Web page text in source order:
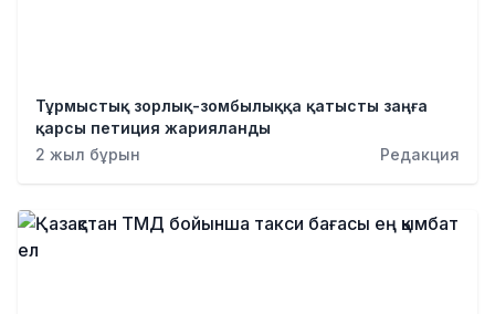
Тұрмыстық зорлық-зомбылыққа қатысты заңға
қарсы петиция жарияланды
2 жыл бұрын
Редакция